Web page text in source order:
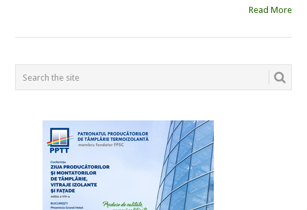
Read More
POSTS
NAVIGATION